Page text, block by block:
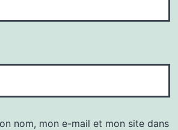
nom, mon e-mail et mon site dans